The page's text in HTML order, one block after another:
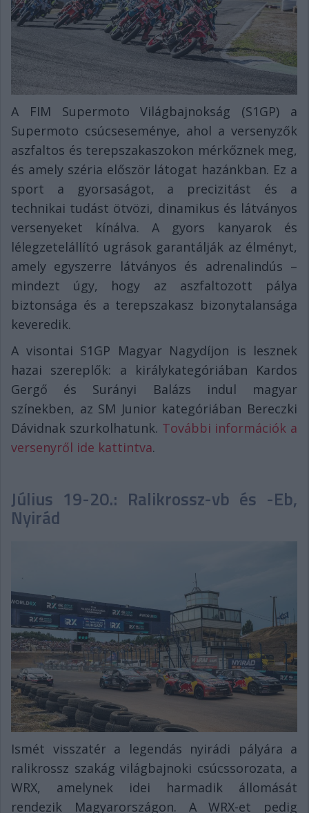
A FIM Supermoto Világbajnokság (S1GP) a
Supermoto csúcseseménye, ahol a versenyzők
aszfaltos és terepszakaszokon mérkőznek meg,
és amely széria először látogat hazánkban. Ez a
sport a gyorsaságot, a precizitást és a
technikai tudást ötvözi, dinamikus és látványos
versenyeket kínálva. A gyors kanyarok és
lélegzetelállító ugrások garantálják az élményt,
amely egyszerre látványos és adrenalindús –
mindezt úgy, hogy az aszfaltozott pálya
biztonsága és a terepszakasz bizonytalansága
keveredik.
A visontai S1GP Magyar Nagydíjon is lesznek
hazai szereplők: a királykategóriában Kardos
Gergő és Surányi Balázs indul magyar
színekben, az SM Junior kategóriában Bereczki
Dávidnak szurkolhatunk. További információk a
versenyről ide kattintva.
Július 19-20.: Ralikrossz-vb és -Eb,
Nyirád
Ismét visszatér a legendás nyirádi pályára a
ralikrossz szakág világbajnoki csúcssorozata, a
WRX, amelynek idei harmadik állomását
rendezik Magyarországon. A WRX-et pedig